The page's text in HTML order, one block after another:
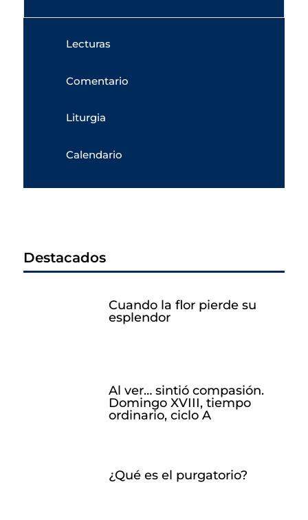
Lecturas
Comentario
Liturgia
Calendario
Destacados
Cuando la flor pierde su
esplendor
Al ver… sintió compasión.
Domingo XVIII, tiempo
ordinario, ciclo A
¿Qué es el purgatorio?